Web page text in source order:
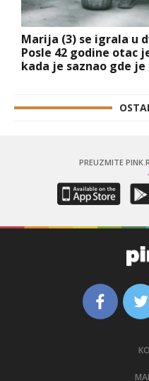
Marija (3) se igrala u
Posle 42 godine otac
kada je saznao gde je
PREUZMITE